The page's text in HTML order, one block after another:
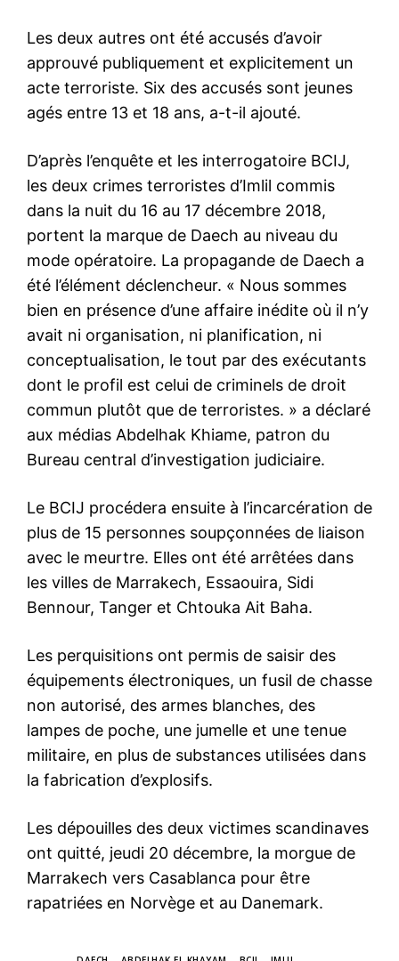
Les deux autres ont été accusés d’avoir
approuvé publiquement et explicitement un
acte terroriste. Six des accusés sont jeunes
agés entre 13 et 18 ans, a-t-il ajouté.
D’après l’enquête et les interrogatoire BCIJ,
les deux crimes terroristes d’Imlil commis
dans la nuit du 16 au 17 décembre 2018,
portent la marque de Daech au niveau du
mode opératoire. La propagande de Daech a
été l’élément déclencheur. « Nous sommes
bien en présence d’une affaire inédite où il n’y
avait ni organisation, ni planification, ni
conceptualisation, le tout par des exécutants
dont le profil est celui de criminels de droit
commun plutôt que de terroristes. » a déclaré
aux médias Abdelhak Khiame, patron du
Bureau central d’investigation judiciaire.
Le BCIJ procédera ensuite à l’incarcération de
plus de 15 personnes soupçonnées de liaison
avec le meurtre. Elles ont été arrêtées dans
les villes de Marrakech, Essaouira, Sidi
Bennour, Tanger et Chtouka Ait Baha.
Les perquisitions ont permis de saisir des
équipements électroniques, un fusil de chasse
non autorisé, des armes blanches, des
lampes de poche, une jumelle et une tenue
militaire, en plus de substances utilisées dans
la fabrication d’explosifs.
Les dépouilles des deux victimes scandinaves
ont quitté, jeudi 20 décembre, la morgue de
Marrakech vers Casablanca pour être
rapatriées en Norvège et au Danemark.